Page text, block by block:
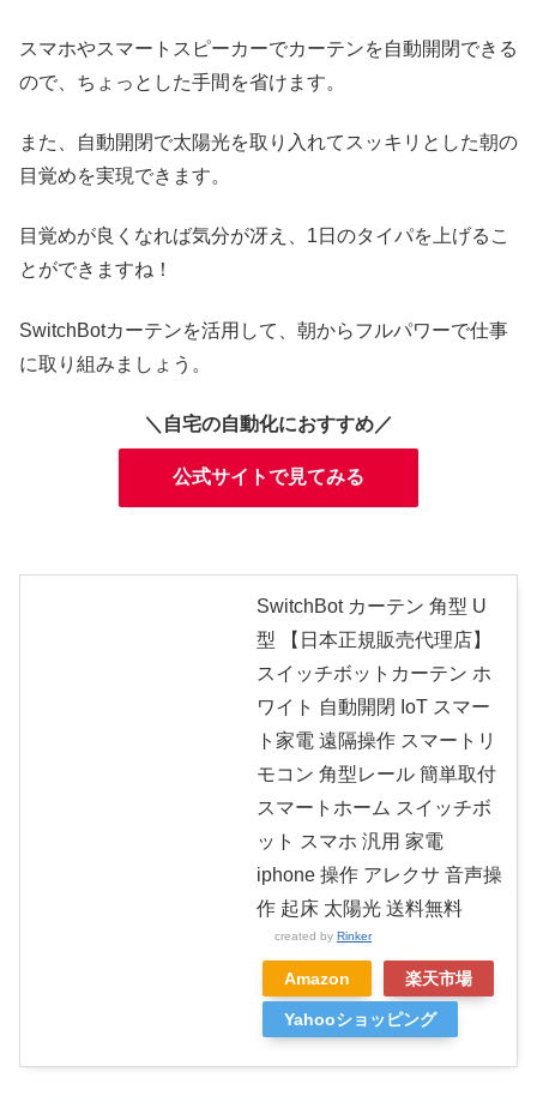
スマホやスマートスピーカーでカーテンを自動開閉できる
ので、ちょっとした手間を省けます。
また、自動開閉で太陽光を取り入れてスッキリとした朝の
目覚めを実現できます。
目覚めが良くなれば気分が冴え、1日のタイパを上げるこ
とができますね！
SwitchBotカーテンを活用して、朝からフルパワーで仕事
に取り組みましょう。
＼自宅の自動化におすすめ／
公式サイトで見てみる
SwitchBot カーテン 角型 U
型 【日本正規販売代理店】
スイッチボットカーテン ホ
ワイト 自動開閉 IoT スマー
ト家電 遠隔操作 スマートリ
モコン 角型レール 簡単取付
スマートホーム スイッチボ
ット スマホ 汎用 家電
iphone 操作 アレクサ 音声操
作 起床 太陽光 送料無料
created by Rinker
Amazon 楽天市場
Yahooショッピング